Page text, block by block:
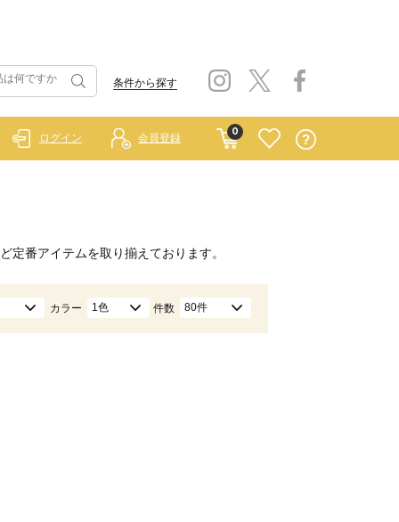
条件から探す
0
ログイン 会員登録
定番アイテムを取り揃えております。
カラー 1色 件数 80件